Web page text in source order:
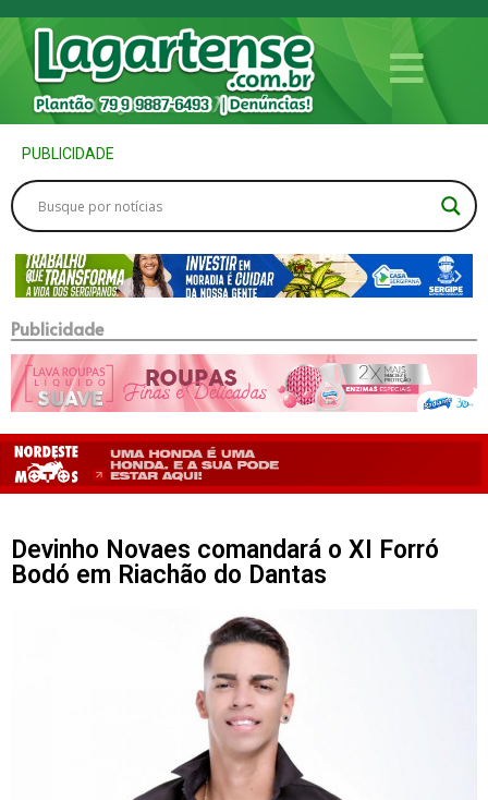
PUBLICIDADE
Publicidade
Devinho Novaes comandará o XI Forró
Bodó em Riachão do Dantas